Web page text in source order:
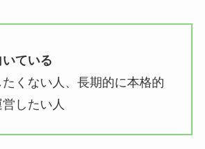
ている
くない人、長期的に本格的
したい人